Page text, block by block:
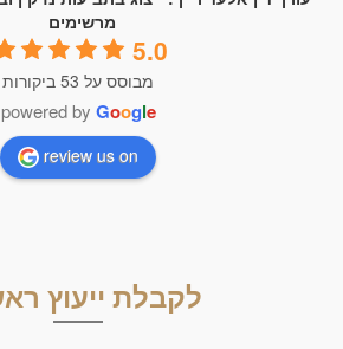
מרשימים
5.0
מבוסס על 53 ביקורות
powered by Google
review us on
לקבלת ייעוץ